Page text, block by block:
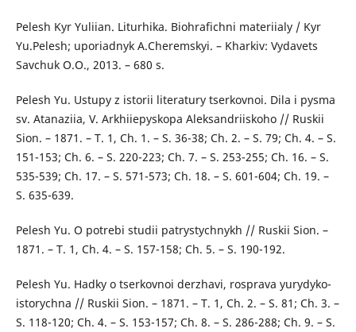
Pelesh Kyr Yuliian. Liturhika. Biohrafichni materiialy / Kyr
Yu.Pelesh; uporiadnyk A.Cheremskyi. – Kharkiv: Vydavets
Savchuk O.O., 2013. – 680 s.
Pelesh Yu. Ustupy z istorii literatury tserkovnoi. Dila i pysma
sv. Atanaziia, V. Arkhiiepyskopa Aleksandriiskoho // Ruskii
Sion. – 1871. – T. 1, Ch. 1. – S. 36-38; Ch. 2. – S. 79; Ch. 4. – S.
151-153; Ch. 6. – S. 220-223; Ch. 7. – S. 253-255; Ch. 16. – S.
535-539; Ch. 17. – S. 571-573; Ch. 18. – S. 601-604; Ch. 19. –
S. 635-639.
Pelesh Yu. O potrebi studii patrystychnykh // Ruskii Sion. –
1871. – T. 1, Ch. 4. – S. 157-158; Ch. 5. – S. 190-192.
Pelesh Yu. Hadky o tserkovnoi derzhavi, rosprava yurydyko-
istorychna // Ruskii Sion. – 1871. – T. 1, Ch. 2. – S. 81; Ch. 3. –
S. 118-120; Ch. 4. – S. 153-157; Ch. 8. – S. 286-288; Ch. 9. – S.